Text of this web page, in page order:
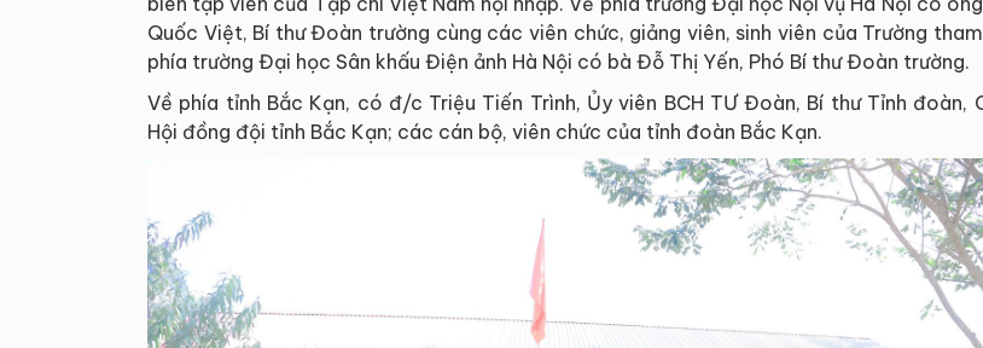
Quốc Việt, Bí thư Đoàn trường cùng các viên chức, giảng viên, sinh viên của Trường
phía trường Đại học Sân khấu Điện ảnh Hà Nội có bà Đỗ Thị Yến, Phó Bí thư Đoàn trường.
Về phía tỉnh Bắc Kạn, có đ/c Triệu Tiến Trình, Ủy viên BCH TƯ Đoàn, Bí thư Tỉnh đoàn,
Hội đồng đội tỉnh Bắc Kạn; các cán bộ, viên chức của tỉnh đoàn Bắc Kạn.